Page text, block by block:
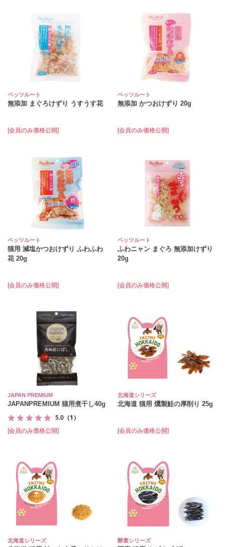
ペッツルート
無添加 まぐろけずり うすうす花
[会員のみ価格公開]
ペッツルート
無添加 かつおけずり 20g
[会員のみ価格公開]
ペッツルート
猫用 減塩かつおけずり ふわふわ
花 20g
[会員のみ価格公開]
ペッツルート
ふわニャン まぐろ 無添加けずり
20g
[会員のみ価格公開]
JAPAN PREMIUM
JAPANPREMIUM 猫用煮干し40g
5.0 （1）
[会員のみ価格公開]
北海道シリーズ
北海道 猫用 燻製鮭の厚削り 25g
[会員のみ価格公開]
北海道シリーズ 酵素シリーズ